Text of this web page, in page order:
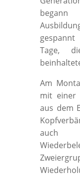
Tage,
Am
mit einer
aus dem
auch